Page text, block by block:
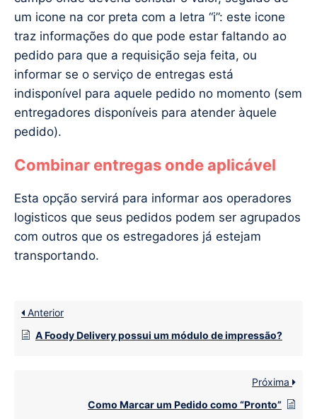
um icone na cor preta com a letra “i”: este icone
traz informações do que pode estar faltando ao
pedido para que a requisição seja feita, ou
informar se o serviço de entregas está
indisponível para aquele pedido no momento (sem
entregadores disponíveis para atender àquele
pedido).
Combinar entregas onde aplicável
Esta opção servirá para informar aos operadores
logisticos que seus pedidos podem ser agrupados
com outros que os estregadores já estejam
transportando.
Anterior
A Foody Delivery possui um módulo de impressão?
Próxima
Como Marcar um Pedido como “Pronto”